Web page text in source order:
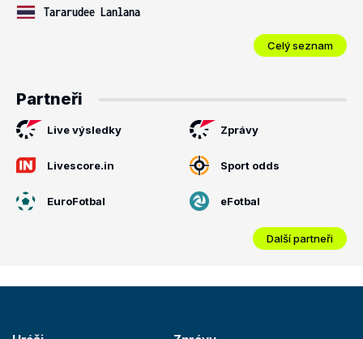
Tararudee Lanlana
Celý seznam
Partneři
Live výsledky Zprávy
Livescore.in Sport odds
EuroFotbal eFotbal
Další partneři